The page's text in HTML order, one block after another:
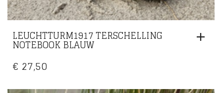
LEUCHTTURM1917 TERSCHELLING
NOTEBOOK BLAUW
€ 27,50